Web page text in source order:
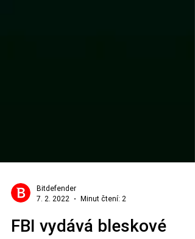
Bitdefender
7. 2. 2022
Minut čtení: 2